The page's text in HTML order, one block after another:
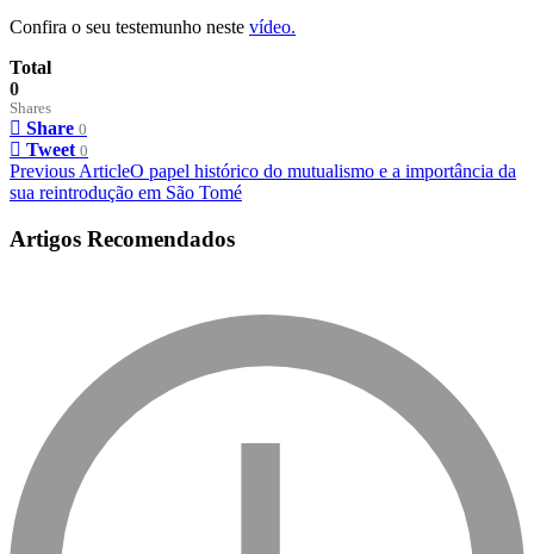
Confira o seu testemunho neste vídeo.
Total
0
Shares
Share 0
Tweet 0
Post
Navigation
Previous ArticleO papel histórico do mutualismo e a importância da
sua reintrodução em São Tomé
Artigos Recomendados